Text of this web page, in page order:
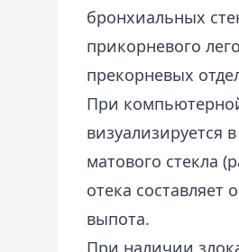
бронхиальных
прикорневого
прекорневых
При
визуализируется
матового стекла
отека составляет
выпота.
При наличии